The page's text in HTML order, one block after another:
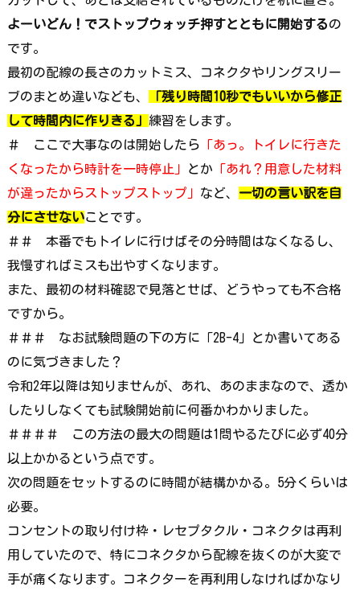
よーいどん！でストップウォッチ押すとともに開始するの
です。
最初の配線の長さのカットミス、コネクタやリングスリー
ブのまとめ違いなども、
「残り時間10秒でもいいから修正
して時間内に作りきる」 練習をします。
＃ ここで大事なのは開始したら 「あっ。トイレに行きた
くなったから時計を一時停止」
とか 「あれ？用意した材料
が違ったからストップストップ」 など、 一切の言い訳を自
分にさせないことです。
＃＃ 本番でもトイレに行けばその分時間はなくなるし、
我慢すればミスも出やすくなります。
また、最初の材料確認で見落とせば、どうやっても不合格
ですから。
＃＃＃ なお試験問題の下の方に「2B-4」とか書いてある
のに気づきました？
令和2年以降は知りませんが、あれ、あのままなので、透か
したりしなくても試験開始前に何番かわかりました。
＃＃＃＃ この方法の最大の問題は1問やるたびに必ず40分
以上かかるという点です。
次の問題をセットするのに時間が結構かかる。5分くらいは
必要。
コンセントの取り付け枠・レセプタクル・コネクタは再利
用していたので、特にコネクタから配線を抜くのが大変で
手が痛くなります。コネクターを再利用しなければかなり